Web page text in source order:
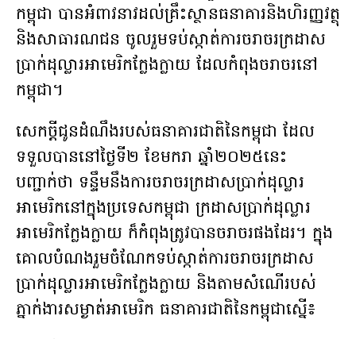
កម្ពុជា បានអំពាវនាវដល់គ្រឹះស្ថានធនាគារនិងហិរញ្ញវត្ថុ
និងសាធារណជន ចូលរួមទប់ស្កាត់ការចរាចរក្រដាស
ប្រាក់ដុល្លារអាមេរិកក្លែងក្លាយ ដែលកំពុងចរាចរនៅ
កម្ពុជា។
សេកច្តីជូនដំណឹងរបស់ធនាគារជាតិនៃកម្ពុជា ដែល
ទទួលបាននៅថ្ងៃទី២ ខែមករា ឆ្នាំ២០២៥នេះ
បញ្ជាក់ថា ទន្ទឹមនឹងការចរាចរក្រដាសប្រាក់ដុល្លារ
អាមេរិកនៅក្នុងប្រទេសកម្ពុជា ក្រដាសប្រាក់ដុល្លារ
អាមេរិកក្លែងក្លាយ ក៏កំពុងត្រូវបានចរាចរផងដែរ។ ក្នុង
គោលបំណងរួមចំណែកទប់ស្កាត់ការចរាចរក្រដាស
ប្រាក់ដុល្លារអាមេរិកក្លែងក្លាយ និងតាមសំណើរបស់
ភ្នាក់ងារសម្ងាត់អាមេរិក ធនាគារជាតិនៃកម្ពុជាស្នើ៖